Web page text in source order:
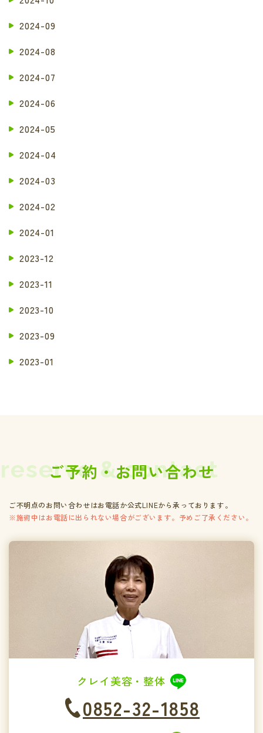
2024-09
2024-08
2024-07
2024-06
2024-05
2024-04
2024-03
2024-02
2024-01
2023-12
2023-11
2023-10
2023-09
2023-01
reserve & contact
ご予約・お問い合わせ
ご不明点のお問い合わせはお電話か公式LINEから承っております。
※施術中はお電話に出られない場合がございます。予めご了承ください。
クレイ美容・整体
0852-32-1858